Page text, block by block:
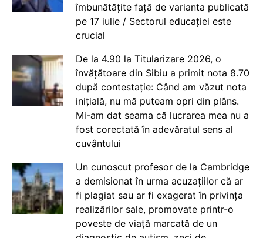
îmbunătățite față de varianta publicată
pe 17 iulie / Sectorul educației este
crucial
De la 4.90 la Titularizare 2026, o
învățătoare din Sibiu a primit nota 8.70
după contestație: Când am văzut nota
inițială, nu mă puteam opri din plâns.
Mi-am dat seama că lucrarea mea nu a
fost corectată în adevăratul sens al
cuvântului
Un cunoscut profesor de la Cambridge
a demisionat în urma acuzațiilor că ar
fi plagiat sau ar fi exagerat în privința
realizărilor sale, promovate printr-o
poveste de viață marcată de un